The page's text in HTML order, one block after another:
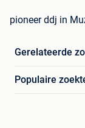
pioneer ddj in
Gerelateerde
Populaire